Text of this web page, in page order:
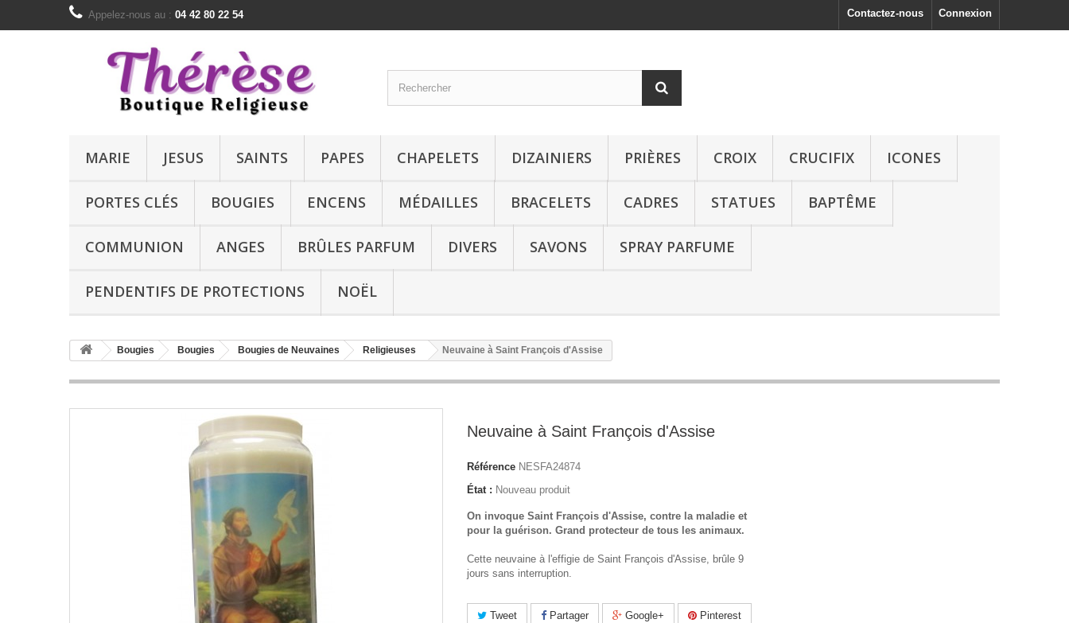
Connexion
Contactez-nous
Appelez-nous au : 04 42 80 22 54
MARIE JESUS SAINTS PAPES CHAPELETS DIZAINIERS PRIÈRES CROIX CRUCIFIX ICONES
PORTES CLÉS BOUGIES ENCENS MÉDAILLES BRACELETS CADRES STATUES BAPTÊME
COMMUNION ANGES BRÛLES PARFUM DIVERS SAVONS SPRAY PARFUME
PENDENTIFS DE PROTECTIONS NOËL
Bougies Bougies Bougies de Neuvaines Religieuses Neuvaine à Saint François d'Assise
Neuvaine à Saint François d'Assise
Référence NESFA24874
État : Nouveau produit
On invoque Saint François d'Assise, contre la maladie et
pour la guérison. Grand protecteur de tous les animaux.
Cette neuvaine à l'effigie de Saint François d'Assise, brûle 9
jours sans interruption.
Tweet Partager Google+ Pinterest